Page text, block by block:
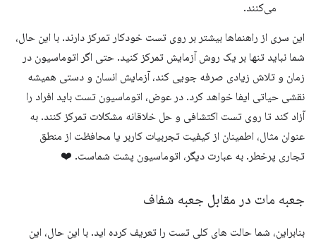
می‌کنند.
این سری از راهنماها بیشتر بر روی تست خودکار تمرکز دارند. با این حال،
شما نباید تنها بر یک روش آزمایش تمرکز کنید. حتی اگر اتوماسیون در
زمان و تلاش زیادی صرفه جویی کند، آزمایش انسان و دستی همیشه
نقشی حیاتی ایفا خواهد کرد. در عوض، اتوماسیون تست باید افراد را
آزاد کند تا روی تست اکتشافی و حل خلاقانه مشکلات تمرکز کنند. به
عنوان مثال، اطمینان از کیفیت تجربیات کاربر یا محافظت از منطق
تجاری پرخطر. به عبارت دیگر، اتوماسیون پشت شماست. ❤️
جعبه مات در مقابل جعبه شفاف
بنابراین، شما حالت های کلی تست را تعریف کرده اید. با این حال، این